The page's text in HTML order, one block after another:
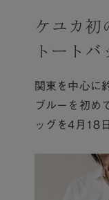
ケユカ初
トート
関東を中心に
ブルーを初め
ッグを4月18